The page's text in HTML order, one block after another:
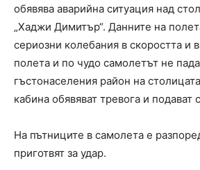
обявява аварийна ситуация над
„Хаджи Димитър“. Данните на
сериозни колебания в скоростта и
полета и по чудо самолетът не
гъстонаселения район на
кабина обявяват тревога и подават
На пътниците в самолета е
приготвят за удар.